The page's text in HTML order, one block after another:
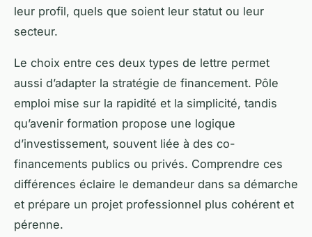
leur profil, quels que soient leur statut ou leur
secteur.
Le choix entre ces deux types de lettre permet
aussi d’adapter la stratégie de financement. Pôle
emploi mise sur la rapidité et la simplicité, tandis
qu’avenir formation propose une logique
d’investissement, souvent liée à des co-
financements publics ou privés. Comprendre ces
différences éclaire le demandeur dans sa démarche
et prépare un projet professionnel plus cohérent et
pérenne.